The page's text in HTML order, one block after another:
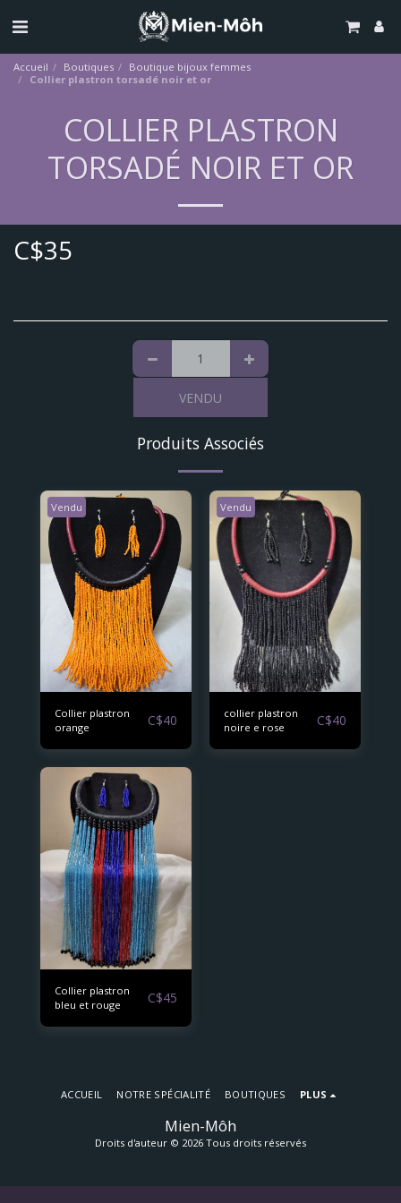
Accueil Boutiques
Boutique bijoux femmes
Collier plastron torsadé noir et or
COLLIER PLASTRON
TORSADÉ NOIR ET OR
C$35
VENDU
Produits Associés
Vendu
Collier plastron
orange
C$40
Vendu
collier plastron
noire e rose
C$40
Collier plastron
bleu et rouge
C$45
Mien-Môh
Droits d'auteur © 2026 Tous droits réservés
ACCUEIL NOTRE SPÉCIALITÉ BOUTIQUES PLUS